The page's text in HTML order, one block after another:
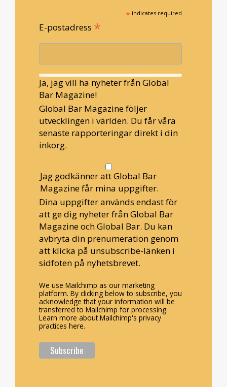
* indicates required
E-postadress *
Ja, jag vill ha nyheter från Global
Bar Magazine!
Global Bar Magazine följer
utvecklingen i världen. Du får våra
senaste rapporteringar direkt i din
inkorg.
Jag godkänner att Global Bar
Magazine får mina uppgifter.
Dina uppgifter används endast för
att ge dig nyheter från Global Bar
Magazine och Global Bar. Du kan
avbryta din prenumeration genom
att klicka på unsubscribe-länken i
sidfoten på nyhetsbrevet.
We use Mailchimp as our marketing
platform. By clicking below to subscribe, you
acknowledge that your information will be
transferred to Mailchimp for processing.
Learn more about Mailchimp's privacy
practices here.